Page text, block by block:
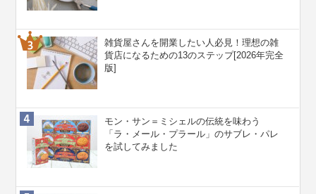
雑貨屋さんを開業したい人必見！理想の雑
貨店になるための13のステップ[2026年完全
版]
モン・サン＝ミシェルの伝統を味わう
「ラ・メール・プラール」のサブレ・パレ
を試してみました